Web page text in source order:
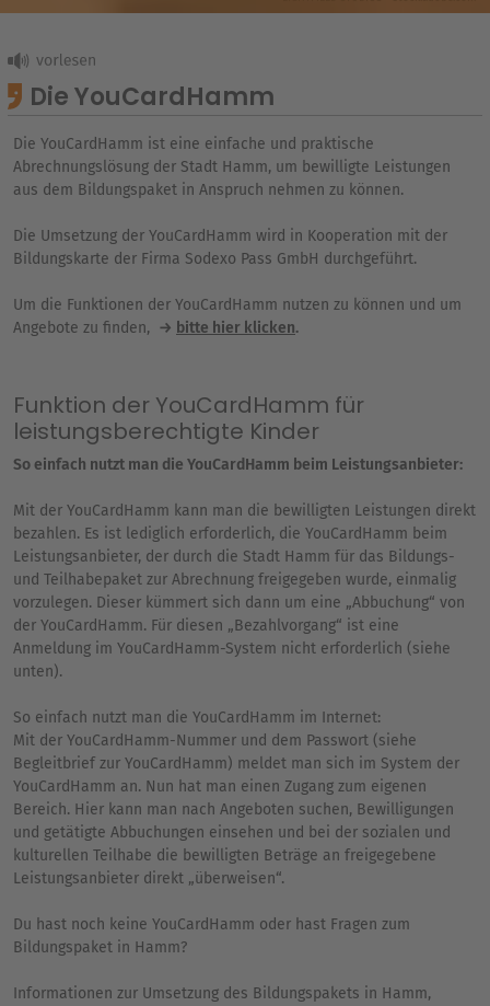
Die YouCardHamm
Die YouCardHamm ist eine einfache und praktische
Abrechnungslösung der Stadt Hamm, um bewilligte Leistungen
aus dem Bildungspaket in Anspruch nehmen zu können.
Die Umsetzung der YouCardHamm wird in Kooperation mit der
Bildungskarte der Firma Sodexo Pass GmbH durchgeführt.
Um die Funktionen der YouCardHamm nutzen zu können und um
Angebote zu finden,
bitte hier klicken.
Funktion der YouCardHamm für
leistungsberechtigte Kinder
So einfach nutzt man die YouCardHamm beim Leistungsanbieter:
Mit der YouCardHamm kann man die bewilligten Leistungen direkt
bezahlen. Es ist lediglich erforderlich, die YouCardHamm beim
Leistungsanbieter, der durch die Stadt Hamm für das Bildungs-
und Teilhabepaket zur Abrechnung freigegeben wurde, einmalig
vorzulegen. Dieser kümmert sich dann um eine „Abbuchung“ von
der YouCardHamm. Für diesen „Bezahlvorgang“ ist eine
Anmeldung im YouCardHamm-System nicht erforderlich (siehe
unten).
So einfach nutzt man die YouCardHamm im Internet:
Mit der YouCardHamm-Nummer und dem Passwort (siehe
Begleitbrief zur YouCardHamm) meldet man sich im System der
YouCardHamm an. Nun hat man einen Zugang zum eigenen
Bereich. Hier kann man nach Angeboten suchen, Bewilligungen
und getätigte Abbuchungen einsehen und bei der sozialen und
kulturellen Teilhabe die bewilligten Beträge an freigegebene
Leistungsanbieter direkt „überweisen“.
Du hast noch keine YouCardHamm oder hast Fragen zum
Bildungspaket in Hamm?
Informationen zur Umsetzung des Bildungspakets in Hamm,